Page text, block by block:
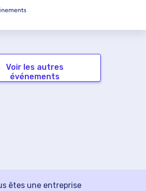
Voir les autres
événements
êtes une entreprise